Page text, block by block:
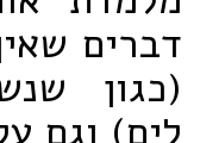
דברים
(כגון